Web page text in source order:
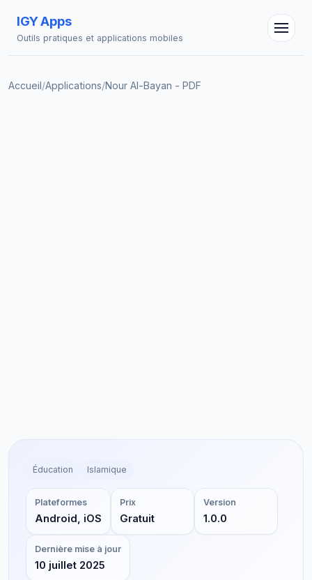
IGY Apps
Outils pratiques et applications mobiles
Accueil/Applications/Nour Al-Bayan - PDF
Éducation Islamique
Plateformes
Android, iOS
Prix
Gratuit
Version
1.0.0
Dernière mise à jour
10 juillet 2025